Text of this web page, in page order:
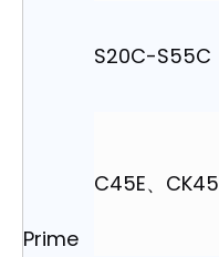
Prime
S20C-S55C
C45E、CK45